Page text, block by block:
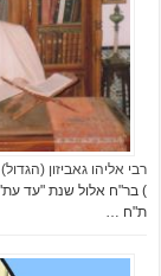
רבי אליהו גאביזון (הגדול)
ת"ח …